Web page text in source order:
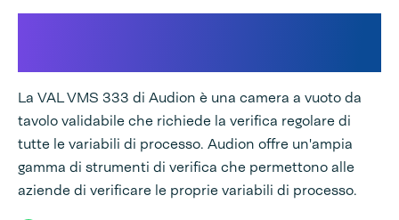
La VAL VMS 333 di Audion è una camera a vuoto da
tavolo validabile che richiede la verifica regolare di
tutte le variabili di processo. Audion offre un'ampia
gamma di strumenti di verifica che permettono alle
aziende di verificare le proprie variabili di processo.